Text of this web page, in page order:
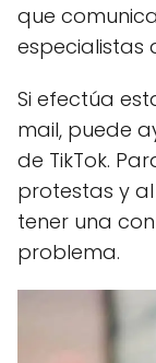
que
especialistas
Si efectúa
mail, puede
de TikTok.
protestas y
tener una
problema.